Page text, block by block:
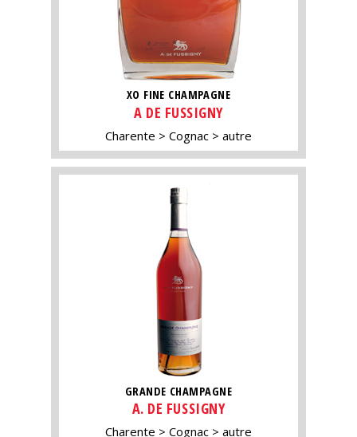
XO FINE CHAMPAGNE
A DE FUSSIGNY
Charente Cognac autre
GRANDE CHAMPAGNE
A. DE FUSSIGNY
Charente Cognac autre